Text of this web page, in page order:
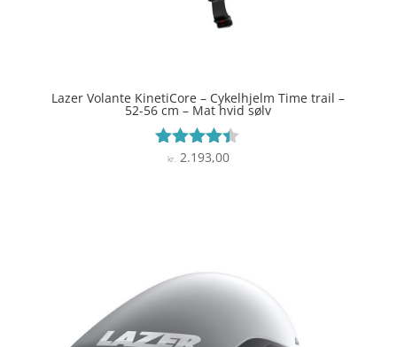
Lazer Volante KinetiCore – Cykelhjelm Time trail –
52-56 cm – Mat hvid sølv
Vurderet
kr.2.193,00